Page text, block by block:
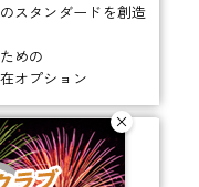
スタンダードを創造
めの
オプション
なかった、
しいカタチ。